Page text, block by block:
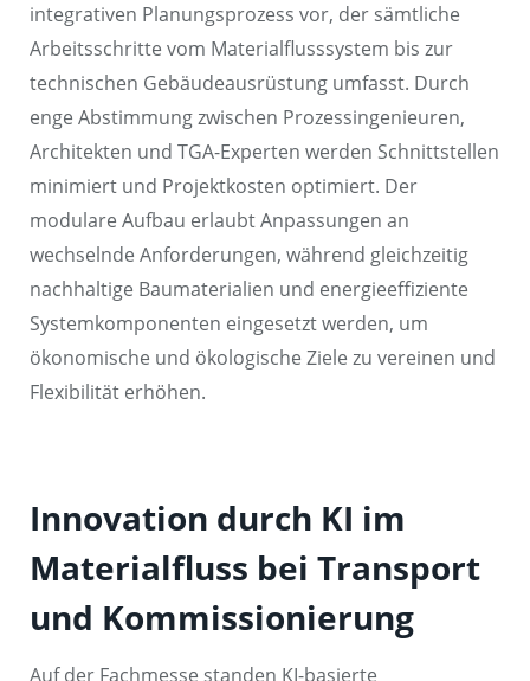
integrativen Planungsprozess vor, der sämtliche
Arbeitsschritte vom Materialflusssystem bis zur
technischen Gebäudeausrüstung umfasst. Durch
enge Abstimmung zwischen Prozessingenieuren,
Architekten und TGA-Experten werden Schnittstellen
minimiert und Projektkosten optimiert. Der
modulare Aufbau erlaubt Anpassungen an
wechselnde Anforderungen, während gleichzeitig
nachhaltige Baumaterialien und energieeffiziente
Systemkomponenten eingesetzt werden, um
ökonomische und ökologische Ziele zu vereinen und
Flexibilität erhöhen.
Innovation durch KI im
Materialfluss bei Transport
und Kommissionierung
Auf der Fachmesse standen KI-basierte